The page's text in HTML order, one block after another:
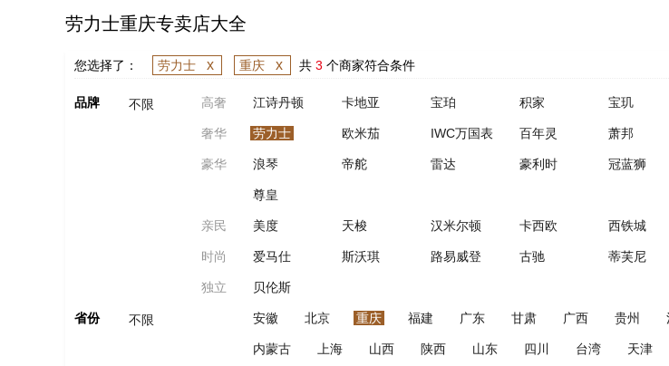
劳力士重庆专卖店大全
您选择了： 劳力士 x 重庆 x 共 3 个商家符合条件
品牌 不限 高奢 江诗丹顿 卡地亚 宝珀 积家 宝玑
奢华 劳力士 欧米茄 IWC万国表 百年灵 萧邦
豪华 浪琴 帝舵 雷达 豪利时 冠蓝狮
尊皇
亲民 美度 天梭 汉米尔顿 卡西欧 西铁城
时尚 爱马仕 斯沃琪 路易威登 古驰 蒂芙尼
独立 贝伦斯
省份 不限 安徽 北京 重庆 福建 广东 甘肃 广西 贵州
内蒙古 上海 山西 陕西 山东 四川 台湾 天津